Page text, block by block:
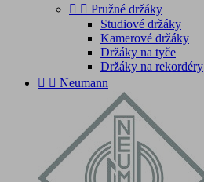
  Pružné držáky
Studiové držáky
Kamerové držáky
Držáky na tyče
Držáky na rekordéry
  Neumann